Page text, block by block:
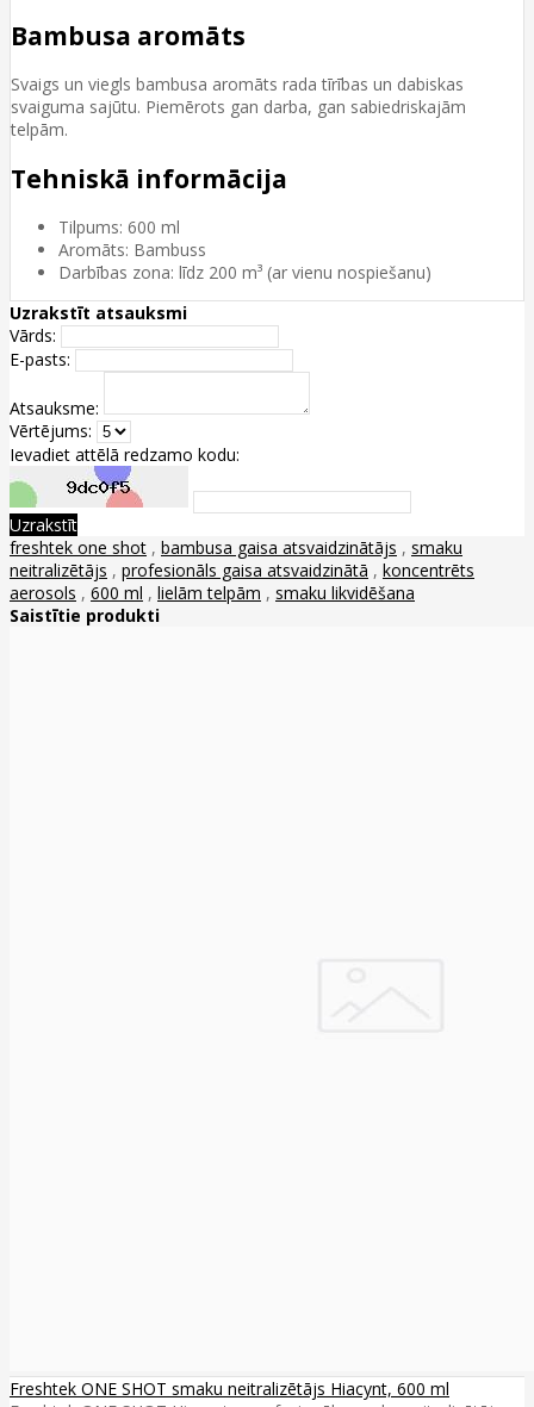
Bambusa aromāts
Svaigs un viegls bambusa aromāts rada tīrības un dabiskas
svaiguma sajūtu. Piemērots gan darba, gan sabiedriskajām
telpām.
Tehniskā informācija
Tilpums: 600 ml
Aromāts: Bambuss
Darbības zona: līdz 200 m³ (ar vienu nospiešanu)
Uzrakstīt atsauksmi
Vārds:
E-pasts:
Atsauksme:
Vērtējums:
Ievadiet attēlā redzamo kodu:
Uzrakstīt
freshtek one shot , bambusa gaisa atsvaidzinātājs , smaku
neitralizētājs , profesionāls gaisa atsvaidzinātā , koncentrēts
aerosols , 600 ml , lielām telpām , smaku likvidēšana
Saistītie produkti
Freshtek ONE SHOT smaku neitralizētājs Hiacynt, 600 ml